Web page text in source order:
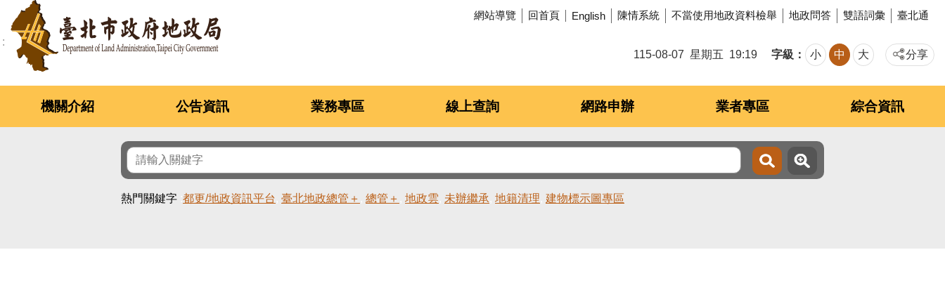
跳到主要內容區塊 網站導覽 回首頁 English 陳情系統 不當使用地政資料檢舉 地政問答 雙語詞彙 臺北通
115-08-07 星期五 19:19 字級 小 中 大 分享
機關介紹 公告資訊 業務專區 線上查詢 網路申辦 業者專區 綜合資訊
熱門關鍵字 都更/地政資訊平台 臺北地政總管＋ 總管＋ 地政雲 未辦繼承 地籍清理 建物標示圖專區